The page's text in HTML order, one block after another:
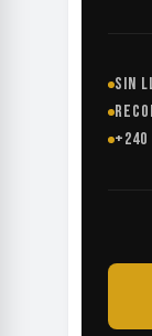
SIN
+240